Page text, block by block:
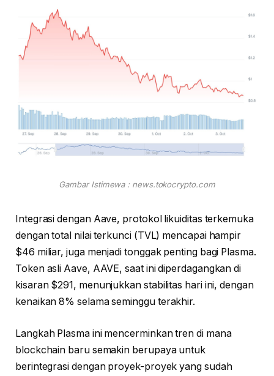
Gambar Istimewa : news.tokocrypto.com
Integrasi dengan Aave, protokol likuiditas terkemuka
dengan total nilai terkunci (TVL) mencapai hampir
$46 miliar, juga menjadi tonggak penting bagi Plasma.
Token asli Aave, AAVE, saat ini diperdagangkan di
kisaran $291, menunjukkan stabilitas hari ini, dengan
kenaikan 8% selama seminggu terakhir.
Langkah Plasma ini mencerminkan tren di mana
blockchain baru semakin berupaya untuk
berintegrasi dengan proyek-proyek yang sudah